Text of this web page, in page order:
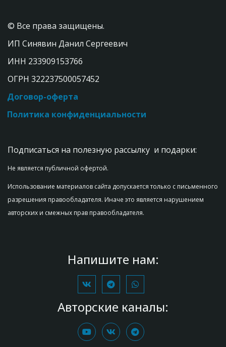
© Все права защищены.
ИП Синявин Данил Сергеевич
ИНН 233909153766
ОГРН 322237500057452
Договор-оферта
Политика конфиденциальности
Подписаться на полезную рассылку  и подарки:
Не является публичной офертой.
Использование материалов сайта допускается только с письменного
разрешения правообладателя. Иначе это является нарушением
авторских и смежных прав правообладателя.
Напишите нам:
Авторские каналы: